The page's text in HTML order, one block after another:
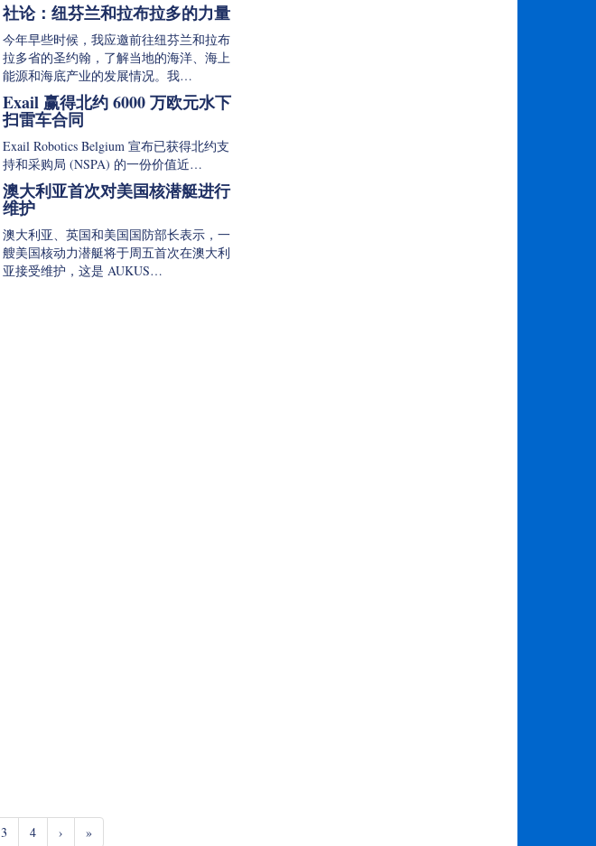
社论：纽芬兰和拉布拉多的力量
今年早些时候，我应邀前往纽芬兰和拉布
拉多省的圣约翰，了解当地的海洋、海上
能源和海底产业的发展情况。我…
Exail 赢得北约 6000 万欧元水下
扫雷车合同
Exail Robotics Belgium 宣布已获得北约支
持和采购局 (NSPA) 的一份价值近…
澳大利亚首次对美国核潜艇进行
维护
澳大利亚、英国和美国国防部长表示，一
艘美国核动力潜艇将于周五首次在澳大利
亚接受维护，这是 AUKUS…
3 4 › »